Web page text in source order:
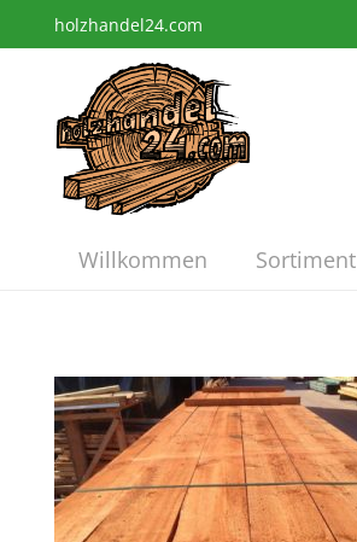
holzhandel24.com
Willkommen Sortiment